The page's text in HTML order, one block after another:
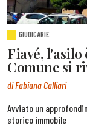
GIUDICARIE
Fiavé,
Comune si
di Fabiana Calliari
Avviato un
storico immobile